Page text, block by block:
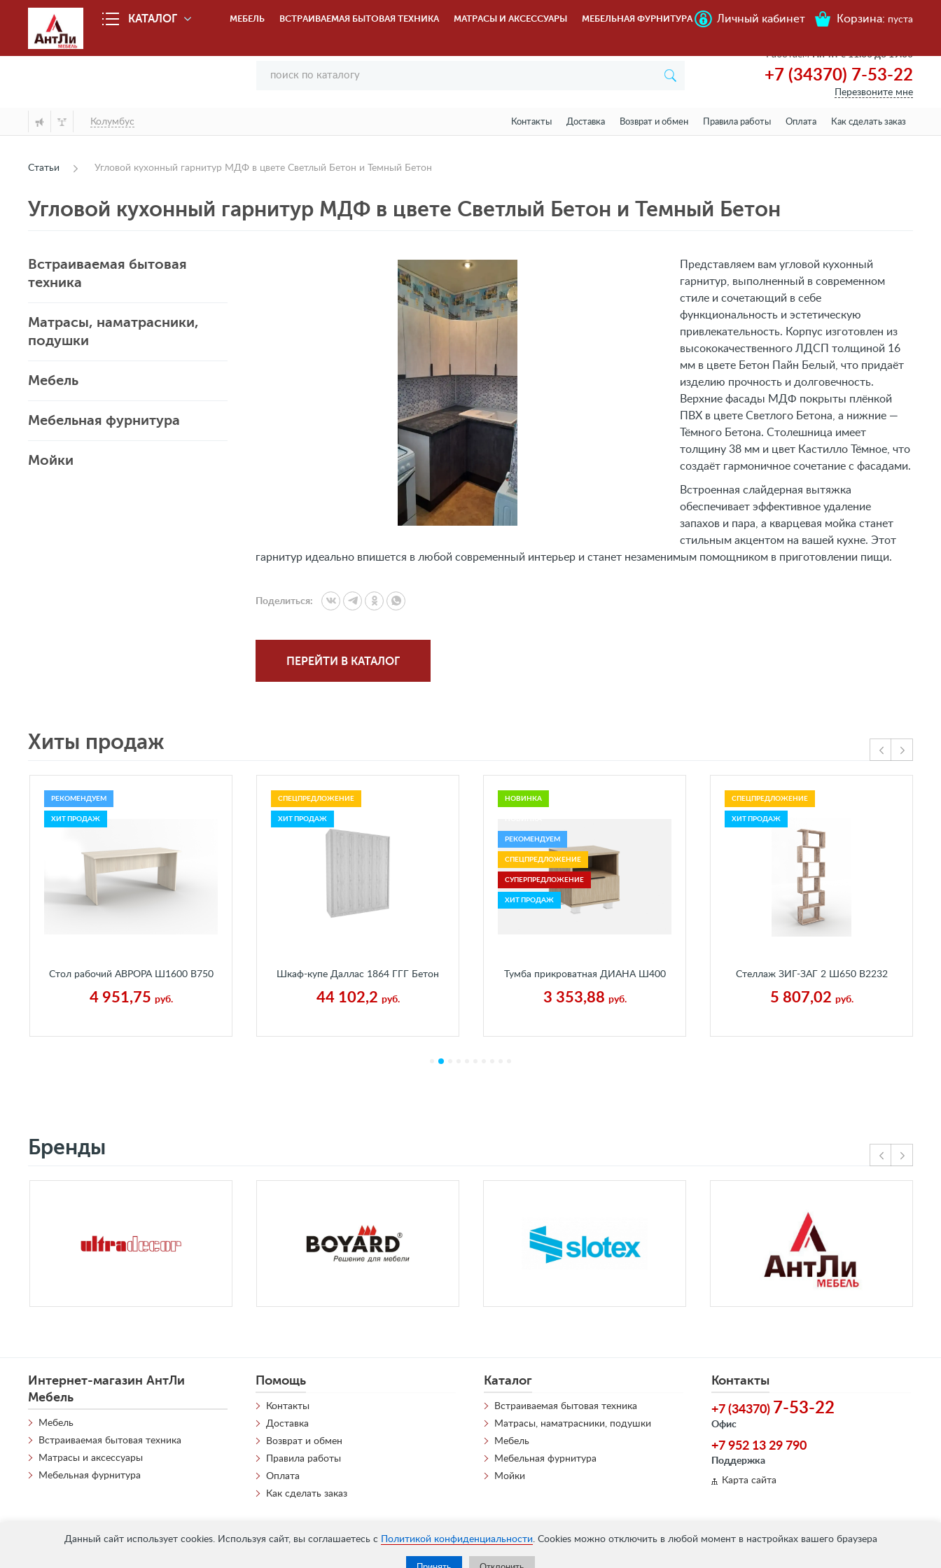
Данный сайт использует cookies. Используя сайт, вы соглашаетесь с Политикой конфиденциальности. Cookies можно отключить в любой момент в настройках вашего браузера
КАТАЛОГ МЕБЕЛЬ ВСТРАИВАЕМАЯ БЫТОВАЯ ТЕХНИКА МАТРАСЫ И АКСЕССУАРЫ МЕБЕЛЬНАЯ ФУРНИТУРА Личный кабинет Корзина: пуста
РаботаемПн-пт с 11.00 до 19.00
+7 (34370) 7-53-22
Перезвоните мне
Колумбус Контакты Доставка Возврат и обмен Правила работы Оплата Как сделать заказ
Статьи Угловой кухонный гарнитур МДФ в цвете Светлый Бетон и Темный Бетон
Угловой кухонный гарнитур МДФ в цвете Светлый Бетон и Темный Бетон
Встраиваемая бытовая
техника
Матрасы, наматрасники,
подушки
Мебель
Мебельная фурнитура
Мойки
Представляем вам угловой кухонный
гарнитур, выполненный в современном
стиле и сочетающий в себе
функциональность и эстетическую
привлекательность. Корпус изготовлен из
высококачественного ЛДСП толщиной 16
мм в цвете Бетон Пайн Белый, что придаёт
изделию прочность и долговечность.
Верхние фасады МДФ покрыты плёнкой
ПВХ в цвете Светлого Бетона, а нижние —
Тёмного Бетона. Столешница имеет
толщину 38 мм и цвет Кастилло Тёмное, что
создаёт гармоничное сочетание с фасадами.
Встроенная слайдерная вытяжка
обеспечивает эффективное удаление
запахов и пара, а кварцевая мойка станет
стильным акцентом на вашей кухне. Этот
гарнитур идеально впишется в любой современный интерьер и станет незаменимым помощником в приготовлении пищи.
Поделиться:
ПЕРЕЙТИ В КАТАЛОГ
Хиты продаж
РЕКОМЕНДУЕМ
ХИТ ПРОДАЖ
Стол рабочий АВРОРА Ш1600 В750
4 951,75 руб.
СПЕЦПРЕДЛОЖЕНИЕ
ХИТ ПРОДАЖ
Шкаф-купе Даллас 1864 ГГГ Бетон
44 102,2 руб.
НОВИНКА
РЕКОМЕНДУЕМ
СПЕЦПРЕДЛОЖЕНИЕ
СУПЕРПРЕДЛОЖЕНИЕ
ХИТ ПРОДАЖ
Тумба прикроватная ДИАНА Ш400
3 353,88 руб.
СПЕЦПРЕДЛОЖЕНИЕ
ХИТ ПРОДАЖ
Стеллаж ЗИГ-ЗАГ 2 Ш650 В2232
5 807,02 руб.
Бренды
Интернет-магазин АнтЛи
Мебель
Мебель
Встраиваемая бытовая техника
Матрасы и аксессуары
Мебельная фурнитура
Помощь
Контакты
Доставка
Возврат и обмен
Правила работы
Оплата
Как сделать заказ
Контакты
+7 (34370) 7-53-22
Офис
+7 952 13 29 790
Поддержка
Карта сайта
Каталог
Встраиваемая бытовая техника
Матрасы, наматрасники, подушки
Мебель
Мебельная фурнитура
Мойки